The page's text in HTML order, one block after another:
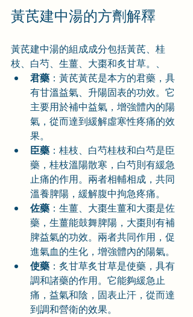
黃芪建中湯的方劑解釋
黃芪建中湯的組成成分包括黃芪、桂
枝、白芍、生薑、大棗和炙甘草。、
君藥 ：黃芪黃芪是本方的君藥，具
有甘溫益氣、升陽固表的功效。它
主要用於補中益氣，增強體內的陽
氣，從而達到緩解虛寒性疼痛的效
果。
臣藥 ：桂枝、白芍桂枝和白芍是臣
藥，桂枝溫陽散寒，白芍則有緩急
止痛的作用。兩者相輔相成，共同
溫養脾陽，緩解腹中拘急疼痛。
佐藥 ：生薑、大棗生薑和大棗是佐
藥，生薑能鼓舞脾陽，大棗則有補
脾益氣的功效。兩者共同作用，促
進氣血的生化，增強體內的陽氣。
使藥 ：炙甘草炙甘草是使藥，具有
調和諸藥的作用。它能夠緩急止
痛，益氣和陰，固表止汗，從而達
到調和營衛的效果。